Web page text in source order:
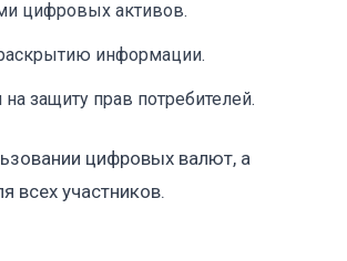
цифровых активов.
информации.
защиту прав потребителей.
цифровых валют, а
участников.